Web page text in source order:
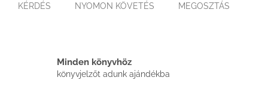
KÉRDÉS NYOMON KÖVETÉS MEGOSZTÁS
Minden könyvhöz
könyvjelzőt adunk ajándékba